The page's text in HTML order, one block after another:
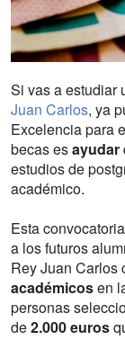
Si vas a estudiar
Juan Carlos, ya
Excelencia para
becas esayudar
estudios de
académico.
Esta
a los futuros
Rey Juan Carlos
académicosen
personas
de2.000 euros